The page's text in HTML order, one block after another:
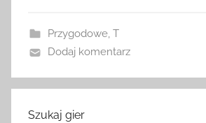
Przygodowe, T
Dodaj komentarz
Szukaj gier